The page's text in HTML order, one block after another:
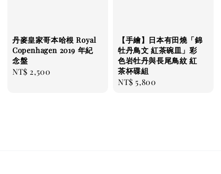
丹麥皇家哥本哈根 Royal
Copenhagen 2019 年紀
念盤
Regular
NT$ 2,500
【手繪】日本有田燒「錦
牡丹鳥文 紅茶碗皿」彩
色岩牡丹與長尾鳥紋 紅
茶杯碟組
Regular
NT$ 5,800